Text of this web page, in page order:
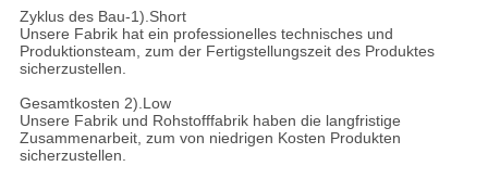
Zyklus des Bau-1).Short
Unsere Fabrik hat ein professionelles technisches und
Produktionsteam, zum der Fertigstellungszeit des Produktes
sicherzustellen.
Gesamtkosten 2).Low
Unsere Fabrik und Rohstofffabrik haben die langfristige
Zusammenarbeit, zum von niedrigen Kosten Produkten
sicherzustellen.